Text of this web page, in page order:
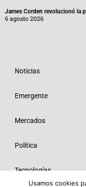
James Corden revolucionó la
6 agosto 2026
Noticias
Emergente
Mercados
Política
Tecnologías
Usamos cookies